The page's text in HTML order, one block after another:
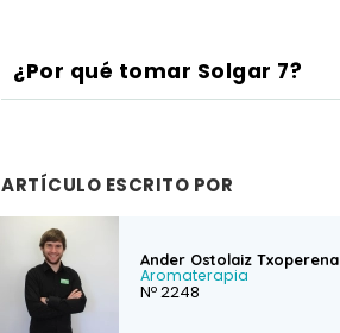
¿Por qué tomar Solgar 7?
ARTÍCULO ESCRITO POR
Ander Ostolaiz Txoperena
Aromaterapia
Nº 2248